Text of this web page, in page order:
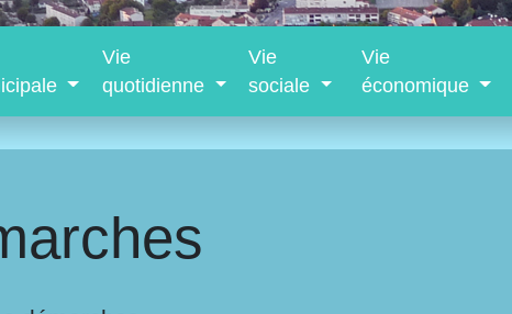
Vie
quotidienne
Vie
sociale
Vie
économique